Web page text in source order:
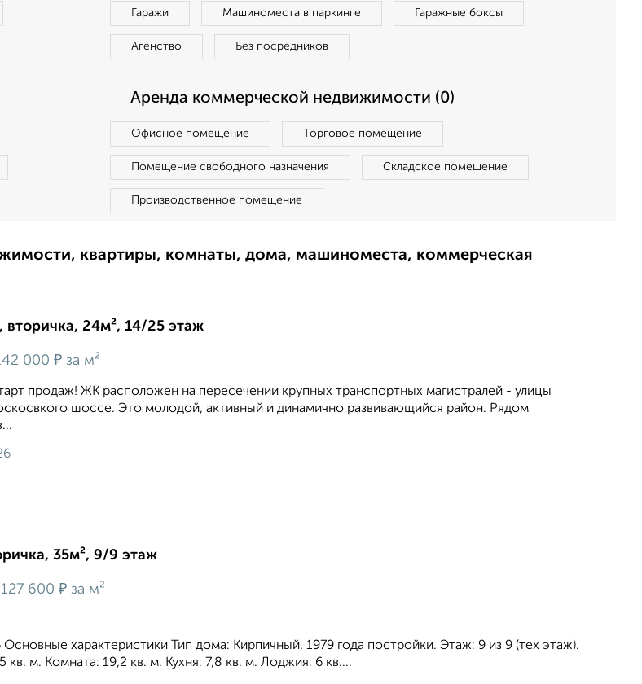
Гаражи Машиноместа в паркинге Гаражные боксы
Агенство Без посредников
Аренда коммерческой недвижимости (0)
Офисное помещение Торговое помещение
Помещение свободного назначения Складское помещение
Производственное помещение
квартиры, комнаты, дома, машиноместа, коммерческая
вторичка, 24м², 14/25 этаж
000 ₽ за м²
продаж! ЖК расположен на пересечении крупных транспортных магистралей - улицы
шоссе. Это молодой, активный и динамично развивающийся район. Рядом
35м², 9/9 этаж
127 600 ₽ за м²
Основные характеристики Тип дома: Кирпичный, 1979 года постройки. Этаж: 9 из 9 (тех этаж).
м. Комната: 19,2 кв. м. Кухня: 7,8 кв. м. Лоджия: 6 кв....